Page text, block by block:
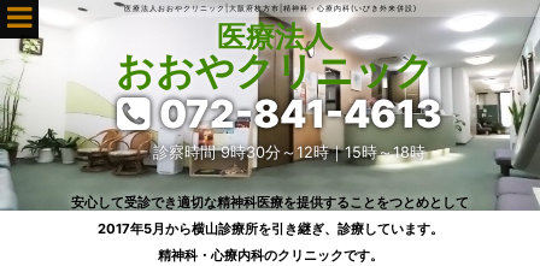
医療法人おおやクリニック|大阪府枚方市|精神科・心療内科(いびき外来併設)
医療法人
おおやクリニック
072-841-4613
診察時間 9時30分～12時｜15時～18時
安心して受診でき適切な精神科医療を提供することをつとめとして
2017年5月から横山診療所を引き継ぎ、診療しています。
精神科・心療内科のクリニックです。